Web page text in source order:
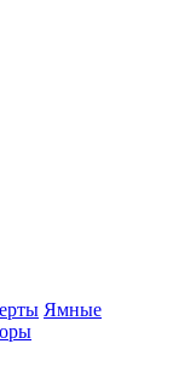
Ямные